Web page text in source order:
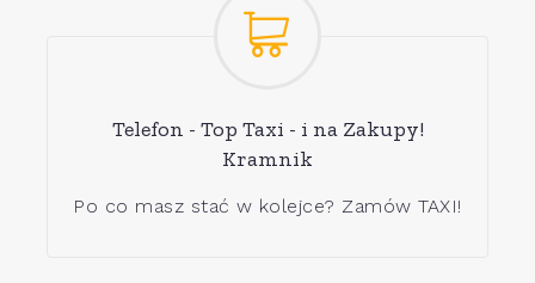
Telefon - Top Taxi - i na Zakupy!
Kramnik
Po co masz stać w kolejce? Zamów TAXI!